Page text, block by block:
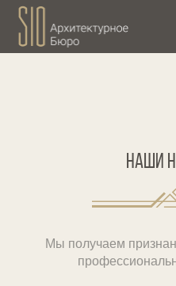
НАШИ
Мы получаем